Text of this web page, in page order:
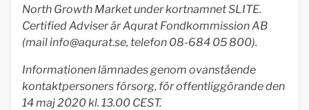
North Growth Market under kortnamnet SLITE.
Certified Adviser är Aqurat Fondkommission AB
(mailinfo@aqurat.se, telefon 08-684 05 800).
Informationen lämnades genom ovanstående
kontaktpersoners försorg, för offentliggörande den
14 maj 2020 kl. 13.00 CEST.